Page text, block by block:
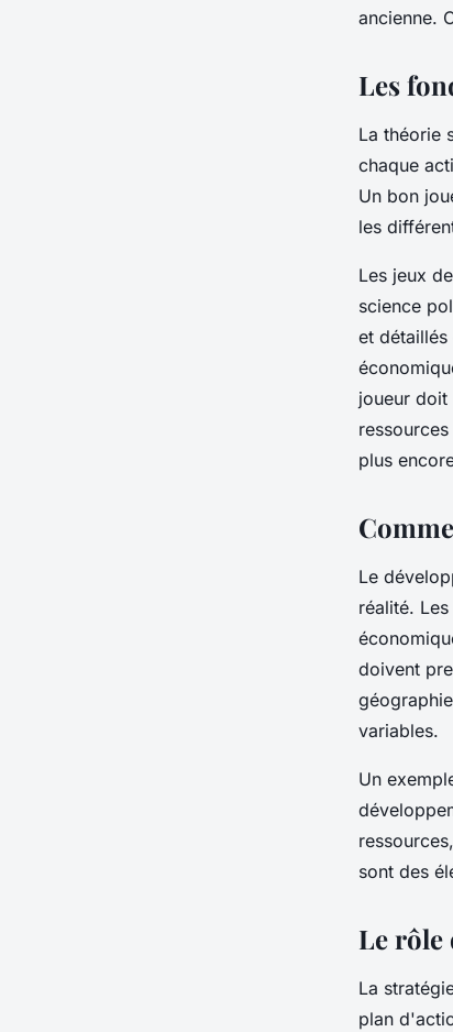
ancienne.
Les
La théorie
chaque
Un bon
les
Les jeux
science
et
joueur doit
plus
Le
réalité.
doivent
variables.
Un
sont des
Le rôle
La
plan